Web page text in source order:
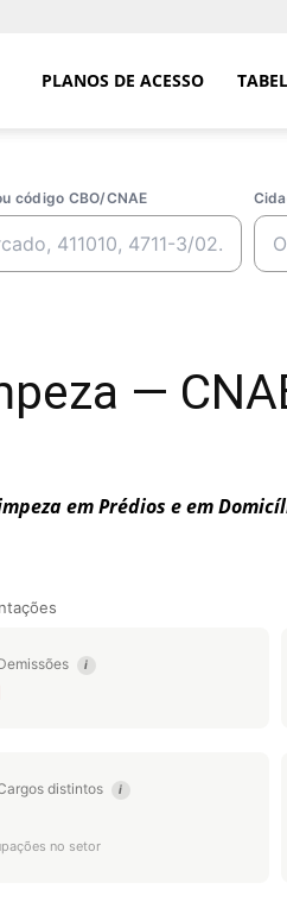
PLANOS DE ACESSO
código CBO/CNAE
—
em Prédios e em
i
distintos i
no setor